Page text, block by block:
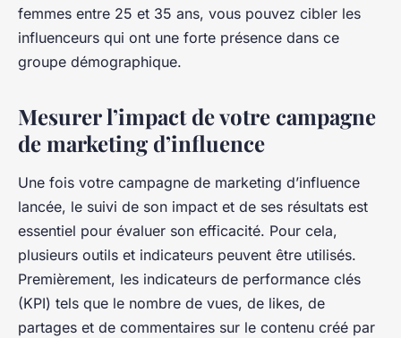
femmes entre 25 et 35 ans, vous pouvez cibler les
influenceurs qui ont une forte présence dans ce
groupe démographique.
Mesurer l’impact de votre campagne
de marketing d’influence
Une fois votre campagne de marketing d’influence
lancée, le suivi de son impact et de ses résultats est
essentiel pour évaluer son efficacité. Pour cela,
plusieurs outils et indicateurs peuvent être utilisés.
Premièrement, les indicateurs de performance clés
(KPI) tels que le nombre de vues, de likes, de
partages et de commentaires sur le contenu créé par